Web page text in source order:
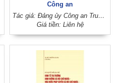
Công an
Tác giả: Đảng ủy Công an Trung ương - Bộ Công an
Giá tiền: Liên hệ